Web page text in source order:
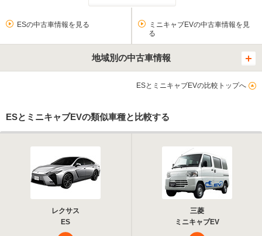
ESの中古車情報を見る
ミニキャブEVの中古車情報を見
る
地域別の中古車情報
ESとミニキャブEVの比較トップへ
ESとミニキャブEVの類似車種と比較する
レクサス
ES
三菱
ミニキャブEV